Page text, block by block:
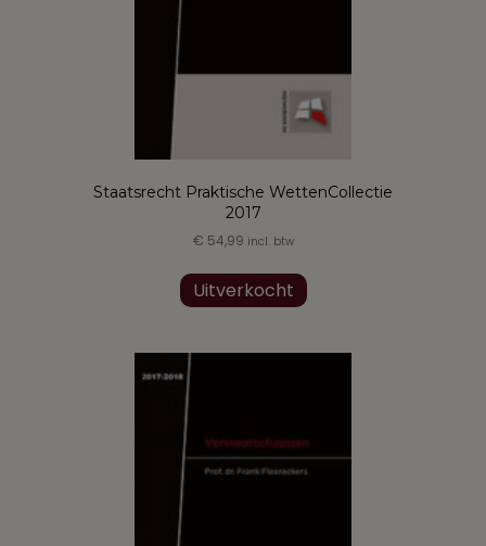
Staatsrecht Praktische WettenCollectie
2017
€ 54,99 incl. btw
Uitverkocht